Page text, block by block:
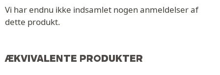
Vi har endnu ikke indsamlet nogen anmeldelser af
dette produkt.
ÆKVIVALENTE PRODUKTER